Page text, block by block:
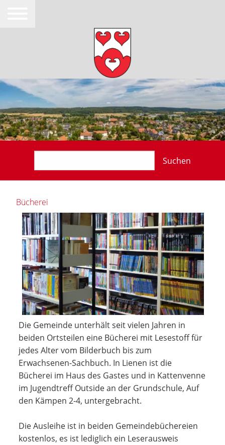
Suchen
Bücherei
Die Gemeinde unterhält seit vielen Jahren in
beiden Ortsteilen eine Bücherei mit Lesestoff für
jedes Alter vom Bilderbuch bis zum
Erwachsenen-Sachbuch. In Lienen ist die
Bücherei im Haus des Gastes und in Kattenvenne
im Jugendtreff Outside an der Grundschule, Auf
den Kämpen 2-4, untergebracht.
Die Ausleihe ist in beiden Gemeindebüchereien
kostenlos, es ist lediglich ein Leserausweis